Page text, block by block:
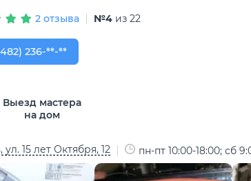
2 отзыва №4 из 22
236-83-43
236-**-**
Выезд мастера
на дом
ул. 15 лет Октября, 12 пн-пт 10:00-18:00; сб